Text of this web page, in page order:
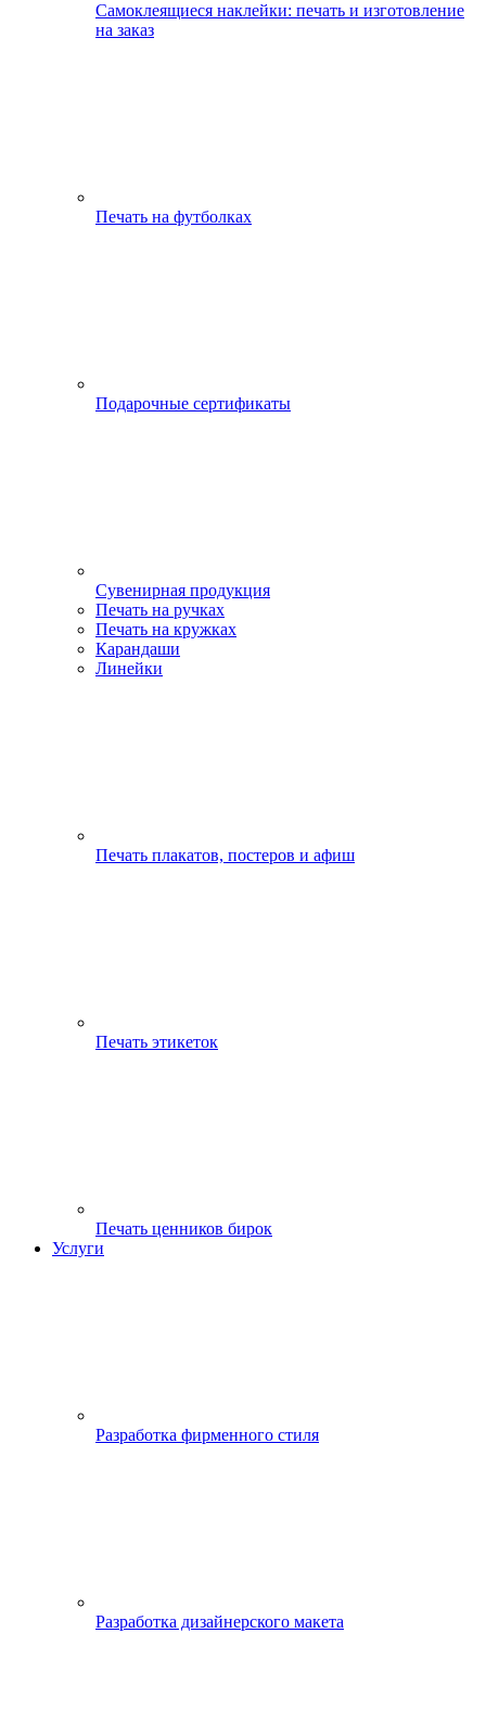
Самоклеящиеся наклейки: печать и изготовление
на заказ
Печать на футболках
Подарочные сертификаты
Сувенирная продукция
Печать на ручках
Печать на кружках
Карандаши
Линейки
Печать плакатов, постеров и афиш
Печать этикеток
Печать ценников бирок
Услуги
Разработка фирменного стиля
Разработка дизайнерского макета